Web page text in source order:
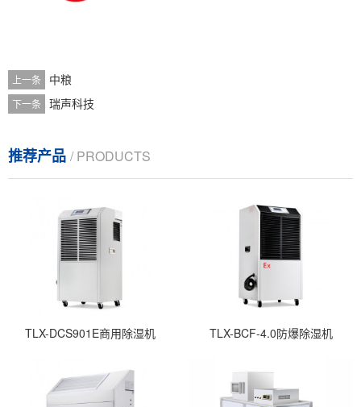
上一条 中粮
下一条 瑞声科技
推荐产品 / PRODUCTS
TLX-DCS901E商用除湿机 TLX-BCF-4.0防爆除湿机